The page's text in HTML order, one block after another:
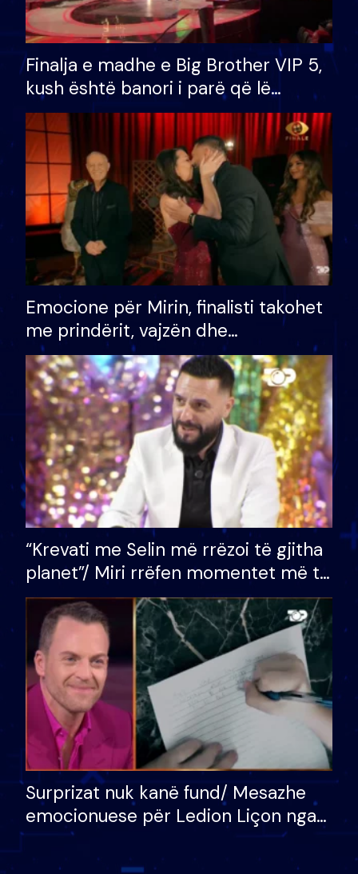
Finalja e madhe e Big Brother VIP 5,
kush është banori i parë që lë
shtëpinë dhe humb mundësinë për
të fituar çmimin e madh
Emocione për Mirin, finalisti takohet
me prindërit, vajzën dhe
bashkëshorten: S’kemi ndonjë letër
divorci apo jo?
“Krevati me Selin më rrëzoi të gjitha
planet”/ Miri rrëfen momentet më të
bukura në shtëpinë e BB VIP: Do më
mungojë zilja e mëngjesit kur…
Surprizat nuk kanë fund/ Mesazhe
emocionuese për Ledion Liçon nga
nëna dhe fëmijët e tij, moderatori
nuk i mban dot lotët: Nuk meritoj…